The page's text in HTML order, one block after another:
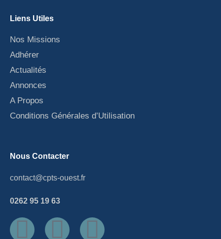
Liens Utiles
Nos Missions
Adhérer
Actualités
Annonces
A Propos
Conditions Générales d’Utilisation
Nous Contacter
contact@cpts-ouest.fr
0262 95 19 63